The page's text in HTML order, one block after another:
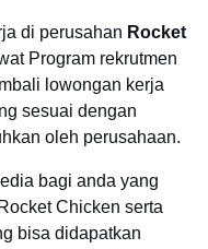
di perusahan Rocket
Program rekrutmen
lowongan kerja
sesuai dengan
oleh perusahaan.
bagi anda yang
Chicken serta
bisa didapatkan